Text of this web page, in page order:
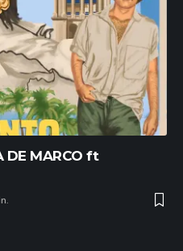
DE MARCO ft